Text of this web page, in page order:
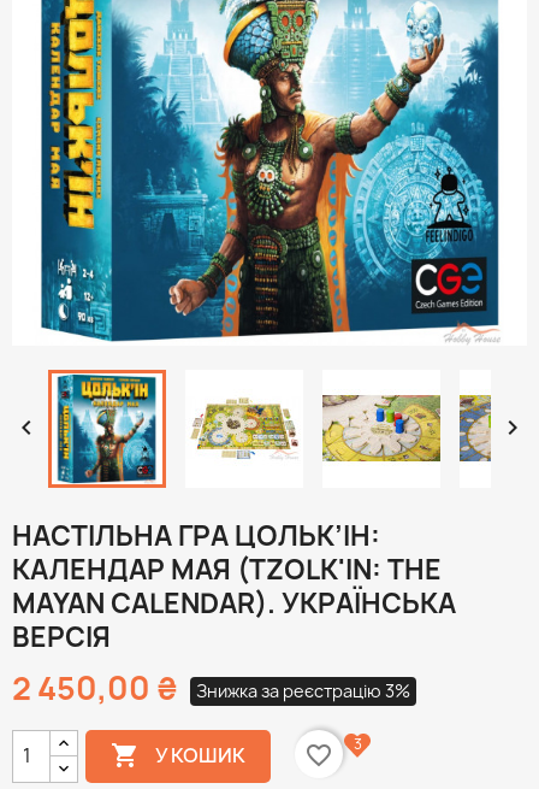
 
НАСТІЛЬНА ГРА ЦОЛЬК’ІН:
КАЛЕНДАР МАЯ (TZOLK'IN: THE
MAYAN CALENDAR). УКРАЇНСЬКА
ВЕРСІЯ
2 450,00 ₴ Знижка за реєстрацію 3%
 У КОШИК favorite_border 3